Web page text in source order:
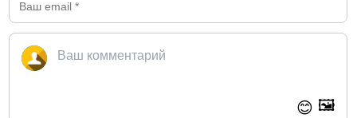
😊 🖼️